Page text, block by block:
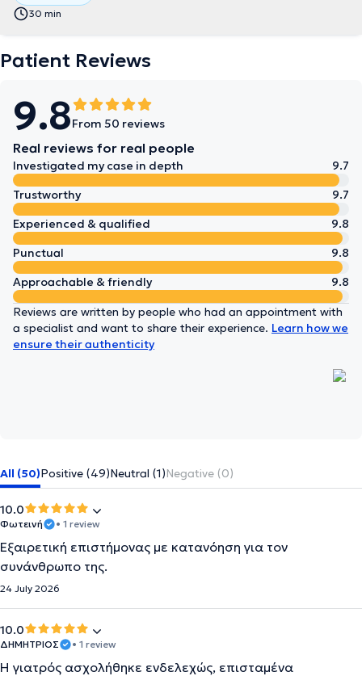
30 min
Patient Reviews
9.8From 50 reviews
Real reviews for real people
Investigated my case in depth
9.7
Trustworthy
9.7
Experienced & qualified
9.8
Punctual
9.8
Approachable & friendly
9.8
Reviews are written by people who had an appointment with
a specialist and want to share their experience. Learn how we
ensure their authenticity
All (50)Positive (49)Neutral (1)Negative (0)
10.0
Φωτεινή • 1 review
Εξαιρετική επιστήμονας με κατανόηση για τον
συνάνθρωπο της.
24 July 2026
10.0
ΔΗΜΗΤΡΙΟΣ • 1 review
Η γιατρός ασχολήθηκε ενδελεχώς, επισταμένα